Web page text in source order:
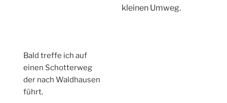
kleinen Umweg.
Bald treffe ich auf
einen Schotterweg
der nach Waldhausen
führt.